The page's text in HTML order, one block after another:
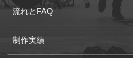
流れとFAQ
制作実績